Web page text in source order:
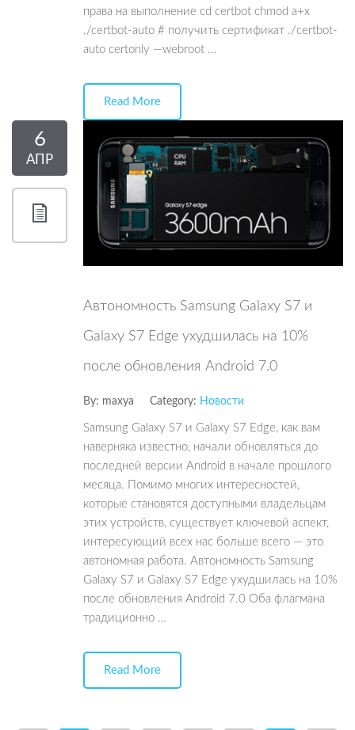
права на выполнение cd certbot chmod a+x
./certbot-auto # получить сертификат ./certbot-
auto certonly —webroot …
Read More
6
АПР
Автономность Samsung Galaxy S7 и
Galaxy S7 Edge ухудшилась на 10%
после обновления Android 7.0
By: maxya Category: Новости
Samsung Galaxy S7 и Galaxy S7 Edge, как вам
наверняка известно, начали обновляться до
последней версии Android в начале прошлого
месяца. Помимо многих интересностей,
которые становятся доступными владельцам
этих устройств, существует ключевой аспект,
интересующий всех нас больше всего — это
автономная работа. Автономность Samsung
Galaxy S7 и Galaxy S7 Edge ухудшилась на 10%
после обновления Android 7.0 Оба флагмана
традиционно …
Read More